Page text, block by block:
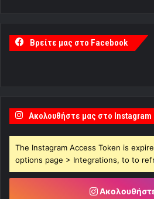
Βρείτε μας στο Facebook
Ακολουθήστε μας στο Instagram
The Instagram Access Token is
options page > Integrations, to to